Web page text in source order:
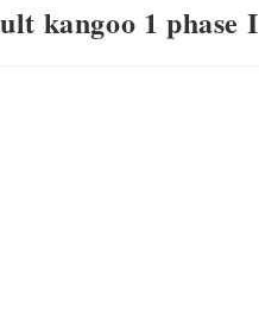
kangoo 1 phase I